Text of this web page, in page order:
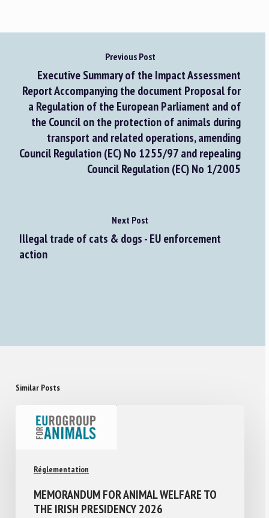
Previous Post
Executive Summary of the Impact Assessment
Report Accompanying the document Proposal for
a Regulation of the European Parliament and of
the Council on the protection of animals during
transport and related operations, amending
Council Regulation (EC) No 1255/97 and repealing
Council Regulation (EC) No 1/2005
Next Post
Illegal trade of cats & dogs - EU enforcement
action
Similar Posts
Réglementation
MEMORANDUM FOR ANIMAL WELFARE TO
THE IRISH PRESIDENCY 2026